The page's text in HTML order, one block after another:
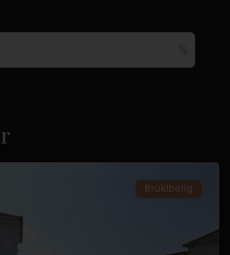
Bruktbolig